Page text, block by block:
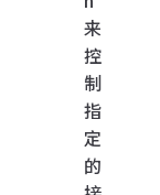
来
控
制
指
定
的